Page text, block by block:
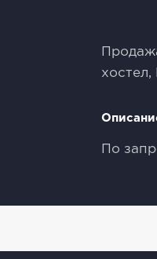
хостел,
По